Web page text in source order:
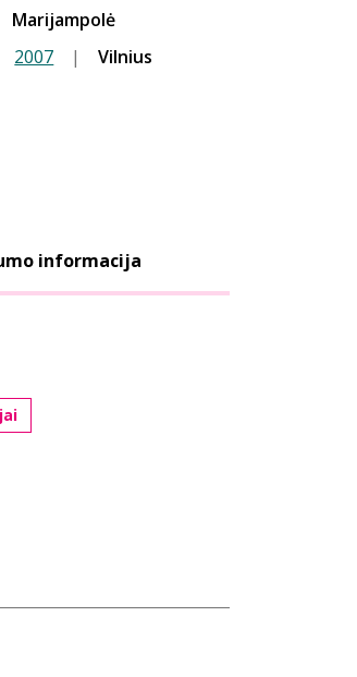
Marijampolė
2007 | Vilnius
informacija